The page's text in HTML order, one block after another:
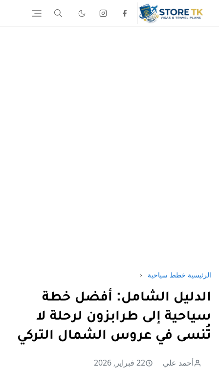
الرئيسية خطط سياحية
الدليل الشامل: أفضل خطة
سياحية إلى طرابزون لرحلة لا
تُنسى في عروس الشمال التركي
أحمد علي 22 فبراير, 2026